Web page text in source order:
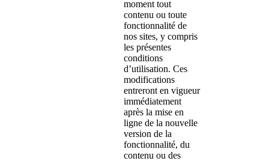
moment tout
contenu ou toute
fonctionnalité de
nos sites, y compris
les présentes
conditions
d’utilisation. Ces
modifications
entreront en vigueur
immédiatement
après la mise en
ligne de la nouvelle
version de la
fonctionnalité, du
contenu ou des